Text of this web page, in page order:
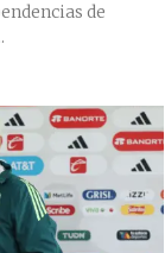
de